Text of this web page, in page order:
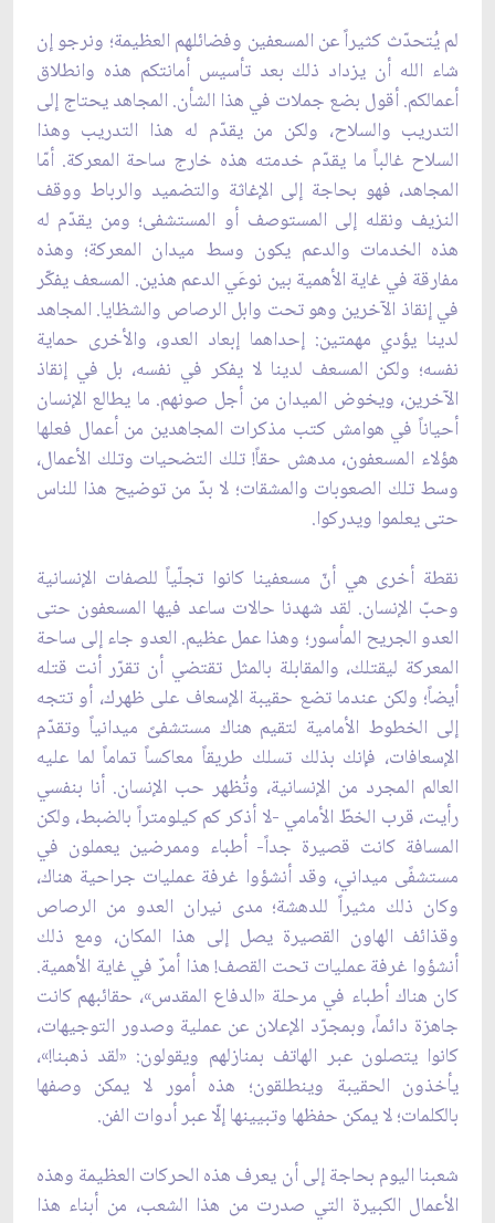
لم يُتحدّث كثيراً عن المسعفين وفضائلهم العظيمة؛ ونرجو إن
شاء الله أن يزداد ذلك بعد تأسيس أمانتكم هذه وانطلاق
أعمالكم. أقول بضع جملات في هذا الشأن. المجاهد يحتاج إلى
التدريب والسلاح، ولكن من يقدّم له هذا التدريب وهذا
السلاح غالباً ما يقدّم خدمته هذه خارج ساحة المعركة. أمّا
المجاهد، فهو بحاجة إلى الإغاثة والتضميد والرباط ووقف
النزيف ونقله إلى المستوصف أو المستشفى؛ ومن يقدّم له
هذه الخدمات والدعم يكون وسط ميدان المعركة؛ وهذه
مفارقة في غاية الأهمية بين نوعَي الدعم هذين. المسعف يفكّر
في إنقاذ الآخرين وهو تحت وابل الرصاص والشظايا. المجاهد
لدينا يؤدي مهمتين: إحداهما إبعاد العدو، والأخرى حماية
نفسه؛ ولكن المسعف لدينا لا يفكر في نفسه، بل في إنقاذ
الآخرين، ويخوض الميدان من أجل صونهم. ما يطالع الإنسان
أحياناً في هوامش كتب مذكرات المجاهدين من أعمال فعلها
هؤلاء المسعفون، مدهش حقاً! تلك التضحيات وتلك الأعمال،
وسط تلك الصعوبات والمشقات؛ لا بدّ من توضيح هذا للناس
حتى يعلموا ويدركوا.
نقطة أخرى هي أنّ مسعفينا كانوا تجلّياً للصفات الإنسانية
وحبّ الإنسان. لقد شهدنا حالات ساعد فيها المسعفون حتى
العدو الجريح المأسور؛ وهذا عمل عظيم. العدو جاء إلى ساحة
المعركة ليقتلك، والمقابلة بالمثل تقتضي أن تقرّر أنت قتله
أيضاً؛ ولكن عندما تضع حقيبة الإسعاف على ظهرك، أو تتجه
إلى الخطوط الأمامية لتقيم هناك مستشفىً ميدانياً وتقدّم
الإسعافات، فإنك بذلك تسلك طريقاً معاكساً تماماً لما عليه
العالم المجرد من الإنسانية، وتُظهر حب الإنسان. أنا بنفسي
رأيت، قرب الخطّ الأمامي -لا أذكر كم كيلومتراً بالضبط، ولكن
المسافة كانت قصيرة جداً- أطباء وممرضين يعملون في
مستشفًى ميداني، وقد أنشؤوا غرفة عمليات جراحية هناك،
وكان ذلك مثيراً للدهشة؛ مدى نيران العدو من الرصاص
وقذائف الهاون القصيرة يصل إلى هذا المكان، ومع ذلك
أنشؤوا غرفة عمليات تحت القصف! هذا أمرٌ في غاية الأهمية.
كان هناك أطباء في مرحلة «الدفاع المقدس»، حقائبهم كانت
جاهزة دائماً، وبمجرّد الإعلان عن عملية وصدور التوجيهات،
كانوا يتصلون عبر الهاتف بمنازلهم ويقولون: «لقد ذهبنا!»،
يأخذون الحقيبة وينطلقون؛ هذه أمور لا يمكن وصفها
بالكلمات؛ لا يمكن حفظها وتبيينها إلّا عبر أدوات الفن.
شعبنا اليوم بحاجة إلى أن يعرف هذه الحركات العظيمة وهذه
الأعمال الكبيرة التي صدرت من هذا الشعب، من أبناء هذا